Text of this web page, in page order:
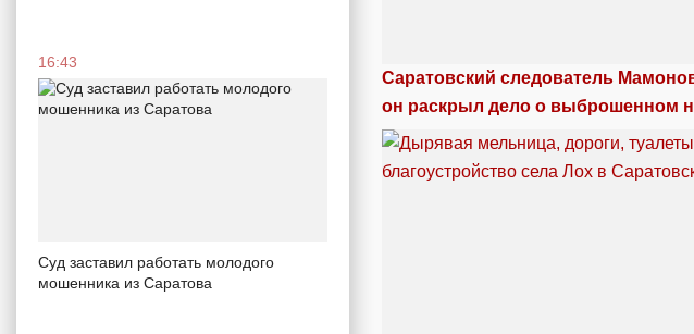
16:43
Суд заставил работать молодого
мошенника из Саратова
Саратовский следователь
он раскрыл дело о выброшенном